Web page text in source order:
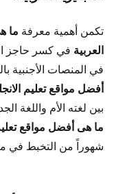
تكمن أهمية معرفة ما
العربية في كسر حاجز
في المنصات الأجنبية
أفضل مواقع تعليم
بين لغته الأم واللغة
ما هى أفضل مواقع تعليم
شهوراً من التخبط في